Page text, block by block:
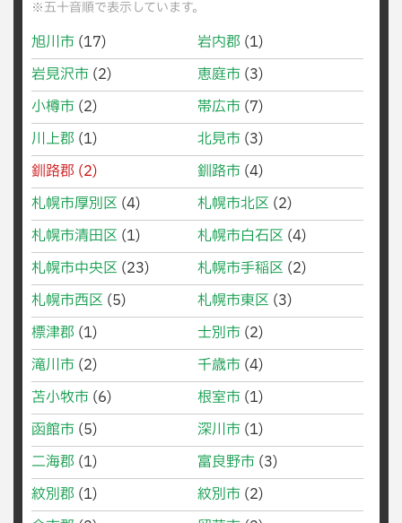
※五十音順で表示しています。
旭川市 (17) 岩内郡 (1)
岩見沢市 (2) 恵庭市 (3)
小樽市 (2) 帯広市 (7)
川上郡 (1) 北見市 (3)
釧路郡 (2) 釧路市 (4)
札幌市厚別区 (4) 札幌市北区 (2)
札幌市清田区 (1) 札幌市白石区 (4)
札幌市中央区 (23) 札幌市手稲区 (2)
札幌市西区 (5) 札幌市東区 (3)
標津郡 (1) 士別市 (2)
滝川市 (2) 千歳市 (4)
苫小牧市 (6) 根室市 (1)
函館市 (5) 深川市 (1)
二海郡 (1) 富良野市 (3)
紋別郡 (1) 紋別市 (2)